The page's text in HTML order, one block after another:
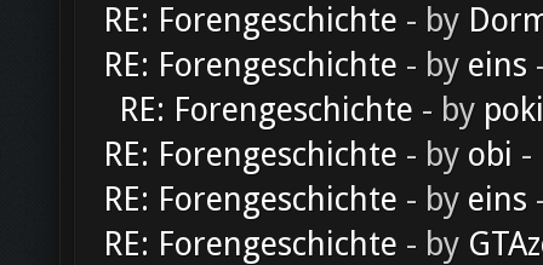
RE: Forengeschichte - by
RE: Forengeschichte - by eins
RE: Forengeschichte - by
RE: Forengeschichte - by obi -
RE: Forengeschichte - by eins
RE: Forengeschichte - by